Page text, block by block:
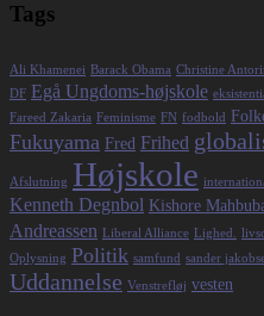
Tags
Ali Khamenei Barack Obama Christine
DF Egå Ungdoms-højskole
Fareed Zakaria Feminisme FN fodbold
Fukuyama Fred Frihed
Afslutning Højskole
Kenneth Degnbol Kishore
Andreassen Liberal Alliance Lighed.
Oplysning Politik samfund sander
Uddannelse Venstrefløj vesten